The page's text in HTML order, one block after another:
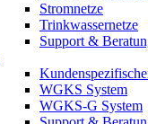
Stromnetze
Trinkwassernetze
Support &
WGKS System
WGKS-G System